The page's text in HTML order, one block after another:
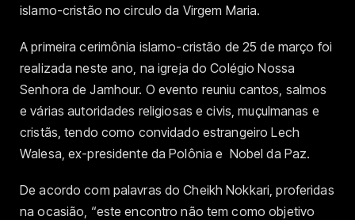
islamo-cristão no circulo da Virgem Maria.
A primeira cerimônia islamo-cristão de 25 de março foi
realizada neste ano, na igreja do Colégio Nossa
Senhora de Jamhour. O evento reuniu cantos, salmos
e várias autoridades religiosas e civis, muçulmanas e
cristãs, tendo como convidado estrangeiro Lech
Walesa, ex-presidente da Polônia e Nobel da Paz.
De acordo com palavras do Cheikh Nokkari, proferidas
na ocasião, “este encontro não tem como objetivo